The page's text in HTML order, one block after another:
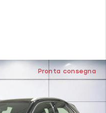
Pronta consegna